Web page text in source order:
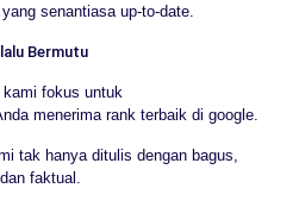
senantiasa up-to-date.
Bermutu
fokus untuk
menerima rank terbaik di google.
tak hanya ditulis dengan bagus,
faktual.